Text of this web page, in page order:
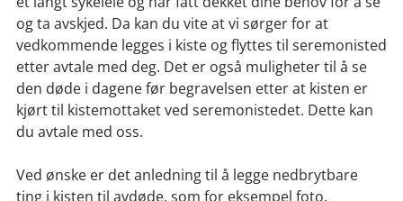
og ta avskjed. Da kan du vite at vi sørger for at
vedkommende legges i kiste og flyttes til seremonisted
etter avtale med deg. Det er også muligheter til å se
den døde i dagene før begravelsen etter at kisten er
kjørt til kistemottaket ved seremonistedet. Dette kan
du avtale med oss.
Ved ønske er det anledning til å legge nedbrytbare
ting i kisten til avdøde, som for eksempel foto,